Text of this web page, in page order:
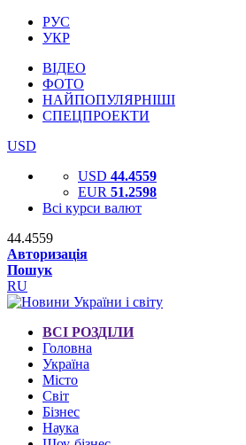
РУС
УКР
ВІДЕО
ФОТО
НАЙПОПУЛЯРНІШІ
СПЕЦПРОЕКТИ
USD
USD 44.4559
EUR 51.2598
Всі курси валют
44.4559
Авторизація
Пошук
RU
ВСІ РОЗДІЛИ
Головна
Україна
Місто
Світ
Бізнес
Наука